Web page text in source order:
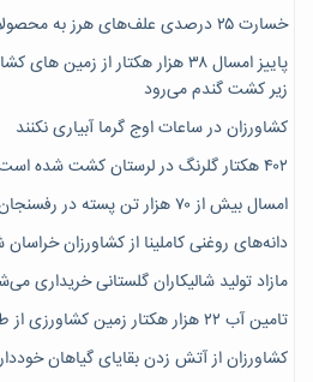
خسارت ۲۵ درصدی علف‌های هرز به محصولات کشاورزی
پاییز امسال ۳۸ هزار هکتار از
زیر کشت گندم می‌رود
کشاورزان در ساعات اوج گرما آبیاری نکنند
۴۰۲ هکتار گلرنگ در لرستان کشت شده است
امسال بیش از ۷۰ هزار تن پسته در رفسنجان برداشت می‌شود
دانه‌های روغنی کاملینا از کشاورزان
مازاد تولید شالیکاران گلستانی خریداری
تامین آب ۲۲ هزار هکتار زمین کشاورزی از طریق سدهای خراسان شمالی
کشاورزان از آتش زدن بقایای گیاهان